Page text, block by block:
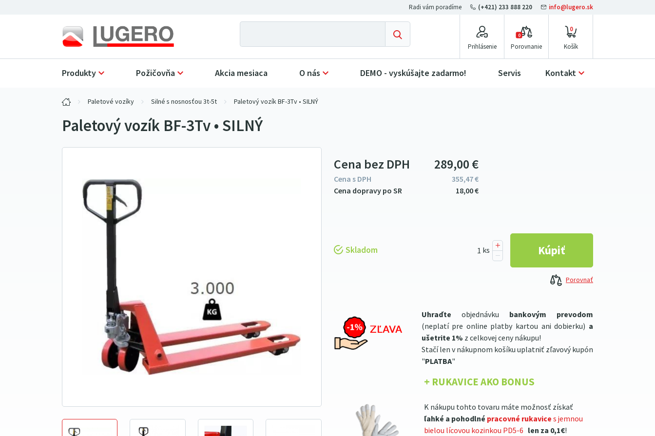
Prihlásenie Porovnanie
0
0
Kontakt
Produkty Požičovňa Akcia mesiaca O nás DEMO - vyskúšajte zadarmo! Servis
(+421) 233 888 220 info@lugero.sk
Paletové vozíky Silné s nosnosťou 3t-5t Paletový vozík BF-3Tv • SILNÝ
Paletový vozík BF-3Tv • SILNÝ
Uhraďte objednávku bankovým prevodom
(neplatí pre online platby kartou ani dobierku) a
ušetrite 1% z celkovej ceny nákupu!
Stačí len v nákupnom košíku uplatniť zľavový kupón
"PLATBA"
+ RUKAVICE AKO BONUS
K nákupu tohto tovaru máte možnosť získať
ľahké a pohodlné pracovné rukavices jemnou
bielou lícovou kozinkou PD5-6 len za 0,1€!
Skladom
Cena bez DPH 289 00 €
Cena s DPH 355 47€
1800€
Porovnať